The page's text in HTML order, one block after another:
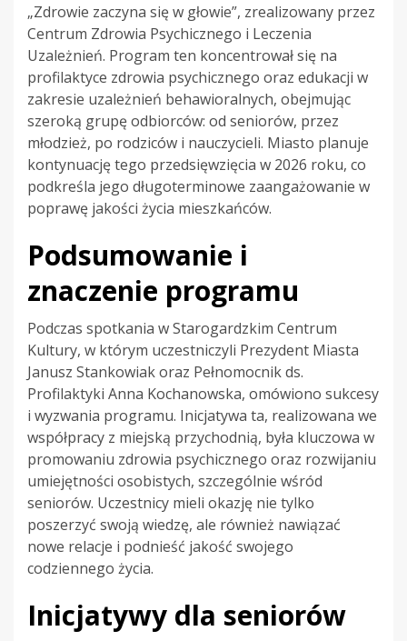
„Zdrowie zaczyna się w głowie”, zrealizowany przez
Centrum Zdrowia Psychicznego i Leczenia
Uzależnień. Program ten koncentrował się na
profilaktyce zdrowia psychicznego oraz edukacji w
zakresie uzależnień behawioralnych, obejmując
szeroką grupę odbiorców: od seniorów, przez
młodzież, po rodziców i nauczycieli. Miasto planuje
kontynuację tego przedsięwzięcia w 2026 roku, co
podkreśla jego długoterminowe zaangażowanie w
poprawę jakości życia mieszkańców.
Podsumowanie i
znaczenie programu
Podczas spotkania w Starogardzkim Centrum
Kultury, w którym uczestniczyli Prezydent Miasta
Janusz Stankowiak oraz Pełnomocnik ds.
Profilaktyki Anna Kochanowska, omówiono sukcesy
i wyzwania programu. Inicjatywa ta, realizowana we
współpracy z miejską przychodnią, była kluczowa w
promowaniu zdrowia psychicznego oraz rozwijaniu
umiejętności osobistych, szczególnie wśród
seniorów. Uczestnicy mieli okazję nie tylko
poszerzyć swoją wiedzę, ale również nawiązać
nowe relacje i podnieść jakość swojego
codziennego życia.
Inicjatywy dla seniorów